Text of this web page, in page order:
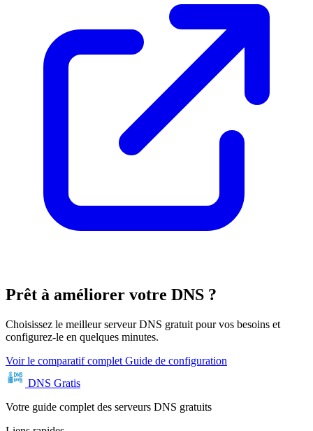
Prêt à améliorer votre DNS ?
Choisissez le meilleur serveur DNS gratuit pour vos besoins et
configurez-le en quelques minutes.
Voir le comparatif complet Guide de configuration
DNS Gratis
Votre guide complet des serveurs DNS gratuits